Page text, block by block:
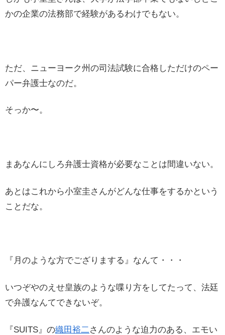
かの企業の法務部で経験があるわけでもない。
ただ、ニューヨーク州の司法試験に合格しただけのペー
パー弁護士なのだ。
そっか〜。
まあなんにしろ弁護士資格が必要なことは間違いない。
あとはこれから小室圭さんがどんな仕事をするかという
ことだな。
『月のような方でござりまする』なんて・・・
いつぞやのえせ皇族のような喋り方をしてたって、法廷
で弁護なんてできないぞ。
『SUITS』の織田裕二さんのような迫力のある、エモい